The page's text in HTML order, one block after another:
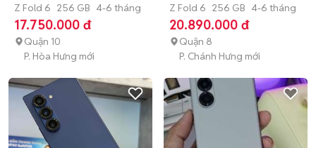
Z Fold 6 256 GB 4-6 tháng
17.750.000 đ
Quận 10
P. Hòa Hưng mới
99%
Z Fold 6 256 GB 4-6 tháng
20.890.000 đ
Quận 8
P. Chánh Hưng mới